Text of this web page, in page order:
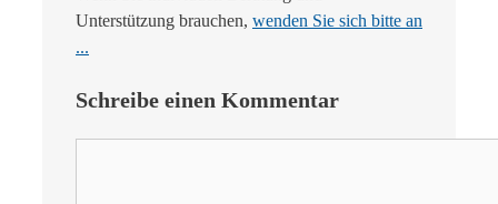
Unterstützung brauchen, wenden Sie sich bitte an
...
Schreibe einen Kommentar